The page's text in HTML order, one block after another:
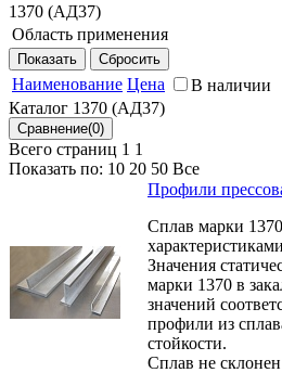
1370 (АД37)
Область применения
Обшивка изделий авиационной
Силовые элементы деталей
Силовые элементы планера
Наименование Цена
В наличии
Каталог 1370 (АД37)
Всего страниц 1 1
Показать по: 10 20 50 Все
Профили
Сплав марки
Значения
марки 1370 в
значений
профили из
стойкости.
Сплав не